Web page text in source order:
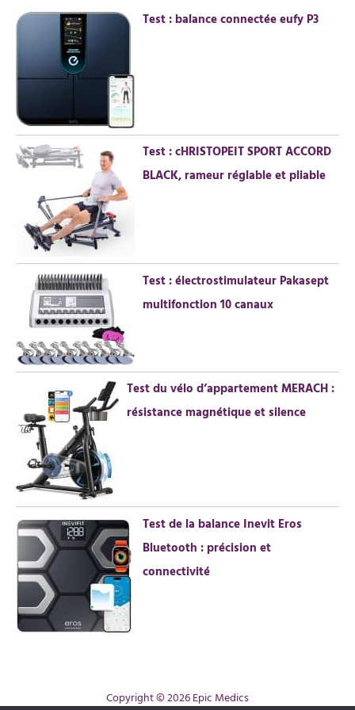
c
e
:
Test : balance connectée eufy P3
Test : cHRISTOPEIT SPORT ACCORD
BLACK, rameur réglable et pliable
Test : électrostimulateur Pakasept
multifonction 10 canaux
Test du vélo d’appartement MERACH :
résistance magnétique et silence
Test de la balance Inevit Eros
Bluetooth : précision et
connectivité
Copyright © 2026 Epic Medics